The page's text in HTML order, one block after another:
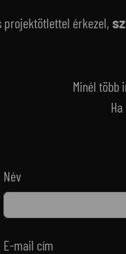
projektötlettel érkezel,
Minél több
Név
E-mail cím